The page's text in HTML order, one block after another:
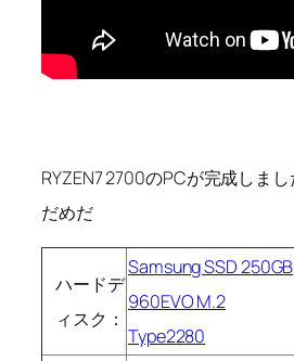
RYZEN7 2700のPCが完成しま
だめだ
ハードデ
ィスク：
Samsung SSD 250GB
960EVO M.2
Type2280